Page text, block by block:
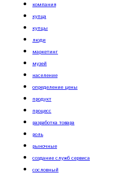
компания
купца
купцы
люди
маркетинг
музей
население
определение цены
продукт
процесс
разработка товара
роль
рыночные
создание служб сервиса
сословный